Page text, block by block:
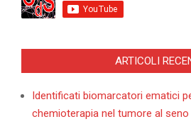
ARTICOLI
Identificati biomarcatori ematici
chemioterapia nel tumore al seno